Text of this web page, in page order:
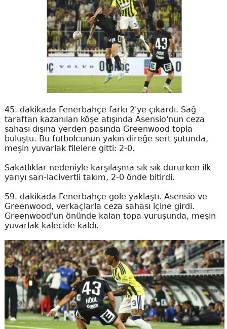
45. dakikada Fenerbahçe farkı 2'ye çıkardı. Sağ
taraftan kazanılan köşe atışında Asensio'nun ceza
sahası dışına yerden pasında Greenwood topla
buluştu. Bu futbolcunun yakın direğe sert şutunda,
meşin yuvarlak filelere gitti: 2-0.
Sakatlıklar nedeniyle karşılaşma sık sık dururken ilk
yarıyı sarı-lacivertli takım, 2-0 önde bitirdi.
59. dakikada Fenerbahçe gole yaklaştı. Asensio ve
Greenwood, verkaçlarla ceza sahası içine girdi.
Greenwood'un önünde kalan topa vuruşunda, meşin
yuvarlak kalecide kaldı.